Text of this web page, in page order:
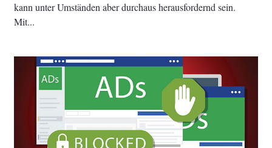
kann unter Umständen aber durchaus herausfordernd sein.
Mit